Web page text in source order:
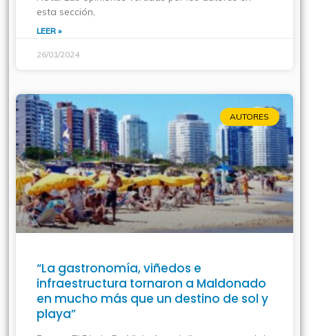
esta sección,
LEER »
26/01/2024
AUTORES
“La gastronomía, viñedos e
infraestructura tornaron a Maldonado
en mucho más que un destino de sol y
playa”